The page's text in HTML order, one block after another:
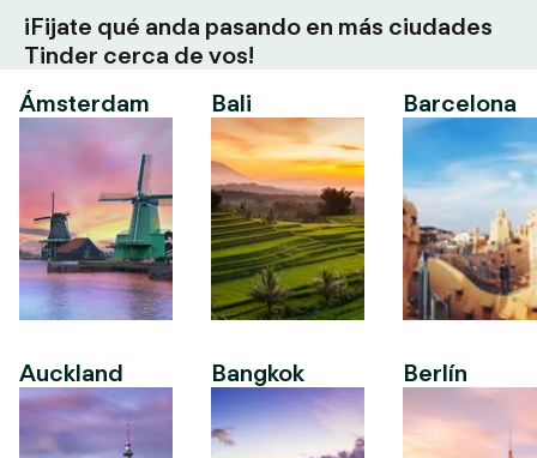
¡Fijate qué anda pasando en más ciudades
Tinder cerca de vos!
Ámsterdam
Auckland
Bali
Bangkok
Barcelona
Berlín